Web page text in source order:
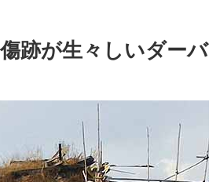
跡が生々しいダーバ